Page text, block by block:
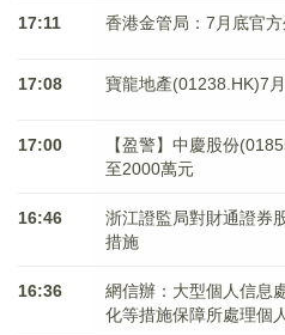
17:11 香港金管局：7月底官
17:08 寶龍地產(01238.HK)7
17:00
【盈警】中慶股份
至2000萬元
16:46
浙江證監局對財通證券
措施
16:36
網信辦：大型個人信息
化等措施保障所處理個